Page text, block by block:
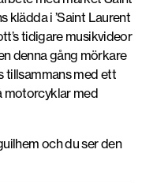
klädda i ’Saint Laurent
tidigare musikvideor
denna gång mörkare
tillsammans med ett
motorcyklar med
och du ser den